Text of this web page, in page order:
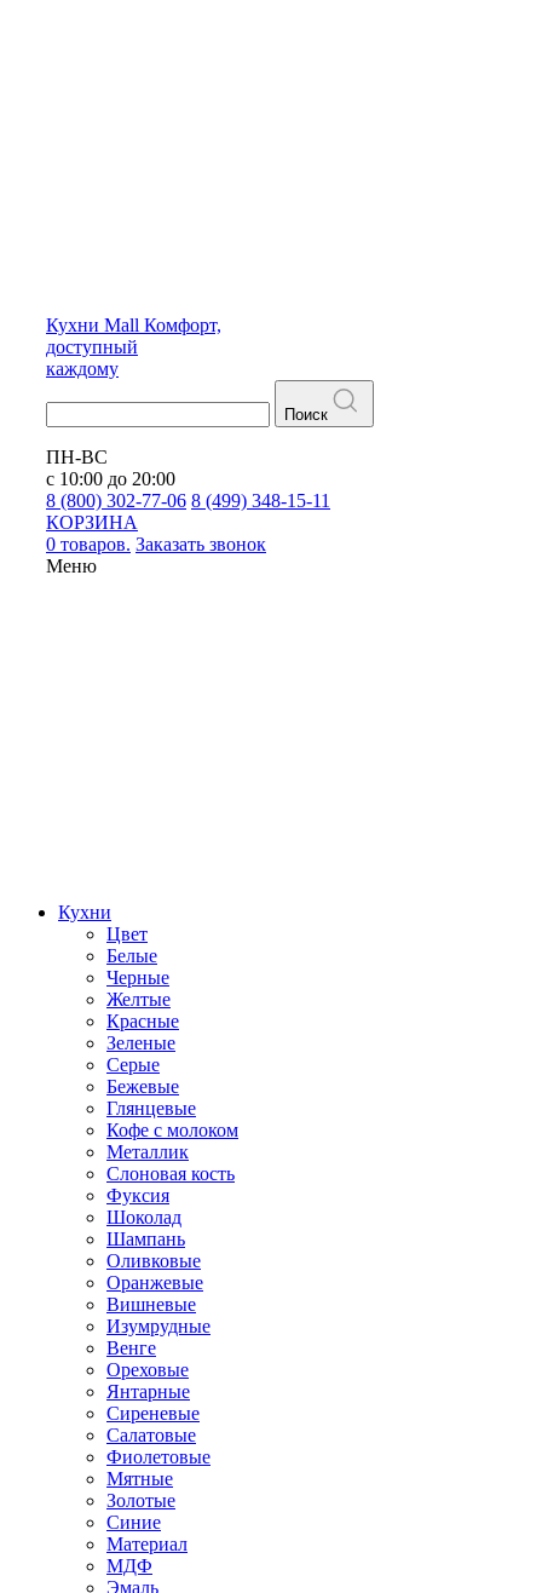
Кухни Mall Комфорт,
доступный
каждому
Поиск
ПН-ВС
с 10:00 до 20:00
8 (800) 302-77-06 8 (499) 348-15-11
КОРЗИНА
0 товаров. Заказать звонок
Меню
Кухни
Цвет
Белые
Черные
Желтые
Красные
Зеленые
Серые
Бежевые
Глянцевые
Кофе с молоком
Металлик
Слоновая кость
Фуксия
Шоколад
Шампань
Оливковые
Оранжевые
Вишневые
Изумрудные
Венге
Ореховые
Янтарные
Сиреневые
Салатовые
Фиолетовые
Мятные
Золотые
Синие
Материал
МДФ
Эмаль